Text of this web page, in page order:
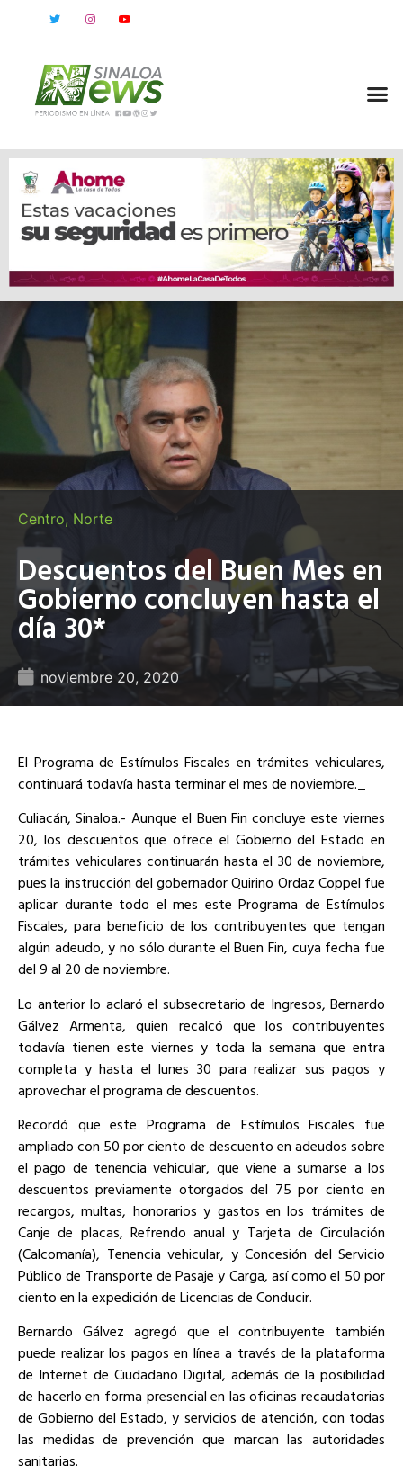
Centro, Norte
Descuentos del Buen Mes en
Gobierno concluyen hasta el
día 30*
noviembre 20, 2020
El Programa de Estímulos Fiscales en trámites vehiculares,
continuará todavía hasta terminar el mes de noviembre._
Culiacán, Sinaloa.- Aunque el Buen Fin concluye este viernes
20, los descuentos que ofrece el Gobierno del Estado en
trámites vehiculares continuarán hasta el 30 de noviembre,
pues la instrucción del gobernador Quirino Ordaz Coppel fue
aplicar durante todo el mes este Programa de Estímulos
Fiscales, para beneficio de los contribuyentes que tengan
algún adeudo, y no sólo durante el Buen Fin, cuya fecha fue
del 9 al 20 de noviembre.
Lo anterior lo aclaró el subsecretario de Ingresos, Bernardo
Gálvez Armenta, quien recalcó que los contribuyentes
todavía tienen este viernes y toda la semana que entra
completa y hasta el lunes 30 para realizar sus pagos y
aprovechar el programa de descuentos.
Recordó que este Programa de Estímulos Fiscales fue
ampliado con 50 por ciento de descuento en adeudos sobre
el pago de tenencia vehicular, que viene a sumarse a los
descuentos previamente otorgados del 75 por ciento en
recargos, multas, honorarios y gastos en los trámites de
Canje de placas, Refrendo anual y Tarjeta de Circulación
(Calcomanía), Tenencia vehicular, y Concesión del Servicio
Público de Transporte de Pasaje y Carga, así como el 50 por
ciento en la expedición de Licencias de Conducir.
Bernardo Gálvez agregó que el contribuyente también
puede realizar los pagos en línea a través de la plataforma
de Internet de Ciudadano Digital, además de la posibilidad
de hacerlo en forma presencial en las oficinas recaudatorias
de Gobierno del Estado, y servicios de atención, con todas
las medidas de prevención que marcan las autoridades
sanitarias.